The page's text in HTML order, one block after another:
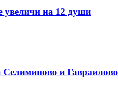
увеличи на 12 души
Селиминово и Гавраилово